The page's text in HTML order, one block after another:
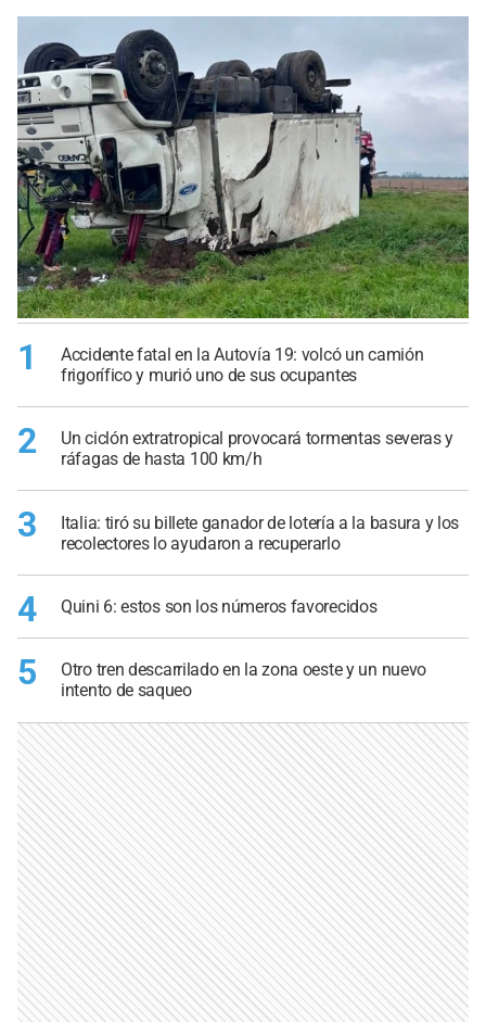
1
Accidente fatal en la Autovía 19: volcó un camión
frigorífico y murió uno de sus ocupantes
2
Un ciclón extratropical provocará tormentas severas y
ráfagas de hasta 100 km/h
3
Italia: tiró su billete ganador de lotería a la basura y los
recolectores lo ayudaron a recuperarlo
4 Quini 6: estos son los números favorecidos
5
Otro tren descarrilado en la zona oeste y un nuevo
intento de saqueo